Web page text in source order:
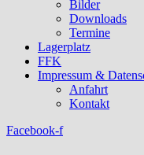
Bilder
Downloads
Termine
Lagerplatz
FFK
Impressum &
Anfahrt
Kontakt
Facebook-f